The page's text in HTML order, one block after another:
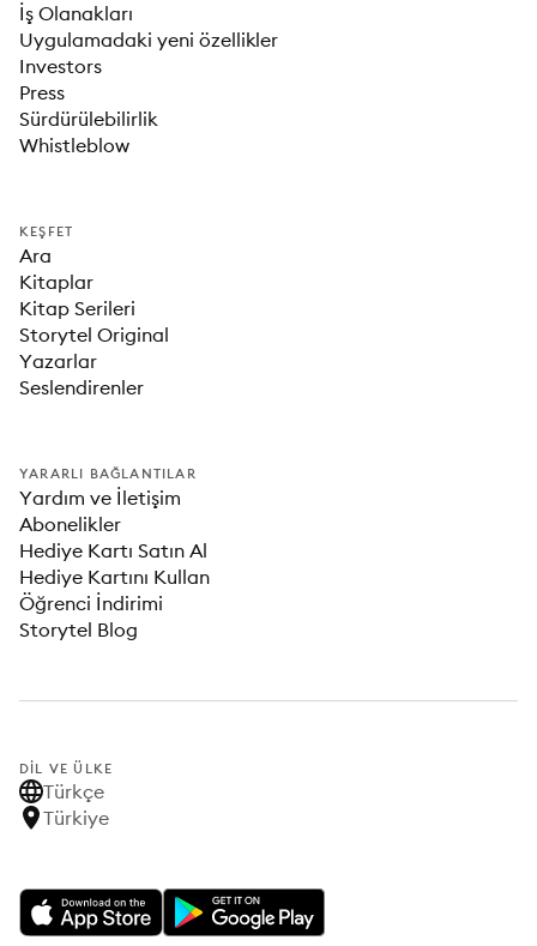
İş Olanakları
Uygulamadaki yeni özellikler
Investors
Press
Sürdürülebilirlik
Whistleblow
KEŞFET
Ara
Kitaplar
Kitap Serileri
Storytel Original
Yazarlar
Seslendirenler
YARARLI BAĞLANTILAR
Yardım ve İletişim
Abonelikler
Hediye Kartı Satın Al
Hediye Kartını Kullan
Öğrenci İndirimi
Storytel Blog
DIL VE ÜLKE
Türkçe
Türkiye